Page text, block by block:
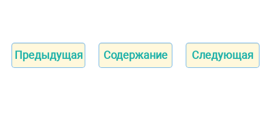
Предыдущая Содержание Следующая